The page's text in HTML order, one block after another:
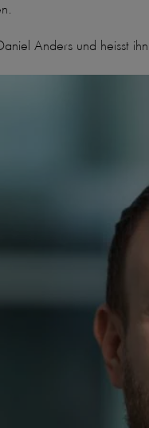
Anders und heisst